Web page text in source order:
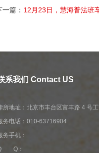
一篇： 12月23日，慧海普法班
系我们 Contact US
所地址：北京市丰台区富丰路 4 号
务电话：010-63716904
务手机：
Q：